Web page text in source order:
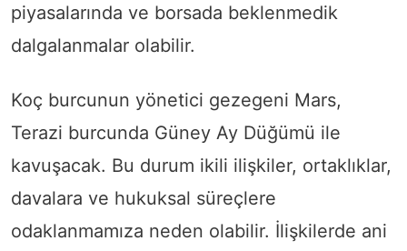
piyasalarında ve borsada beklenmedik
dalgalanmalar olabilir.
Koç burcunun yönetici gezegeni Mars,
Terazi burcunda Güney Ay Düğümü ile
kavuşacak. Bu durum ikili ilişkiler, ortaklıklar,
davalara ve hukuksal süreçlere
odaklanmamıza neden olabilir. İlişkilerde ani